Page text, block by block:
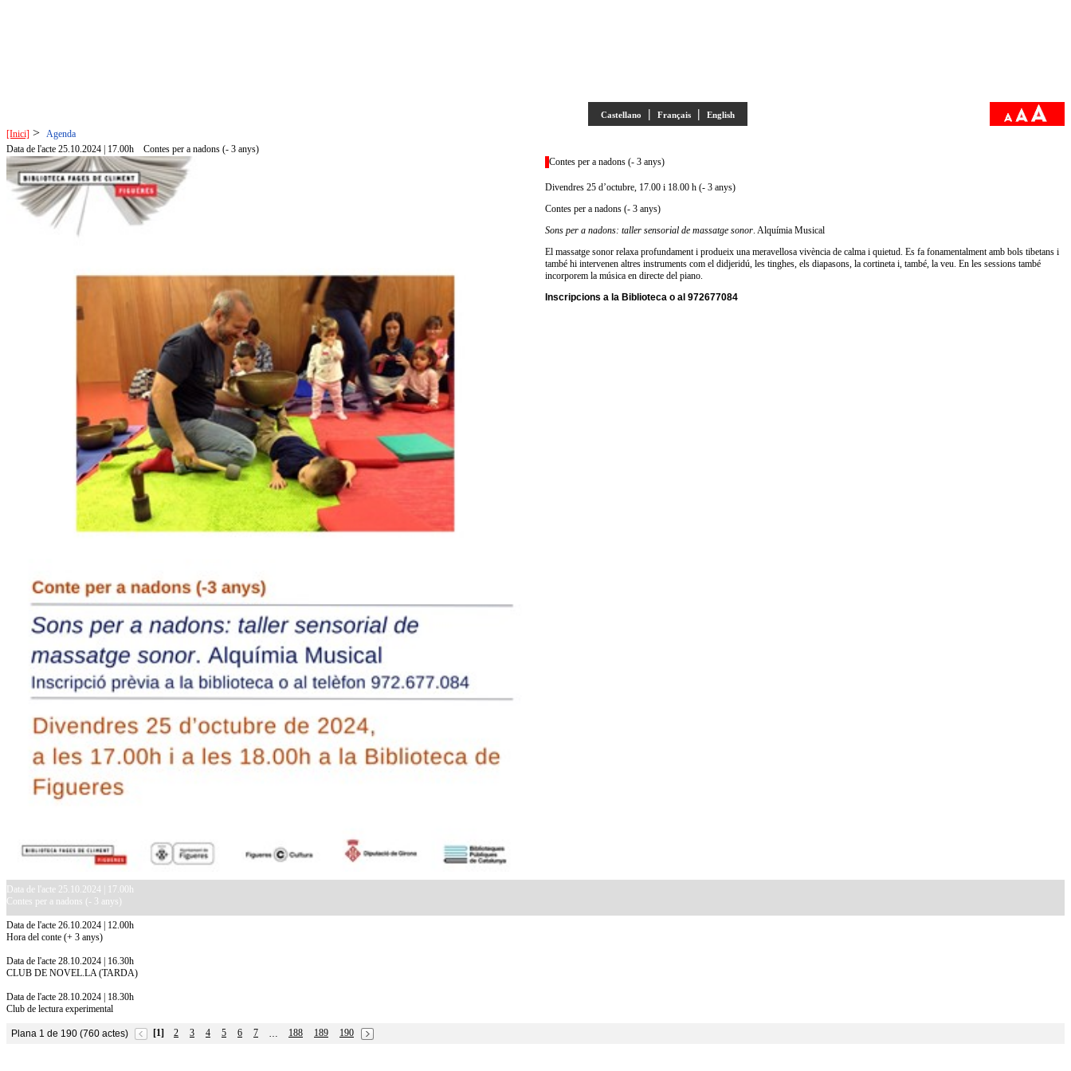
Castellano | Français | English
[Inici] > Agenda
Data de l'acte 25.10.2024 | 17.00h
Contes per a nadons (- 3 anys)
Contes per a nadons (- 3 anys)
Divendres 25 d’octubre, 17.00 i 18.00 h (- 3 anys)
Contes per a nadons (- 3 anys)
Sons per a nadons: taller sensorial de massatge sonor. Alquímia Musical
El massatge sonor relaxa profundament i produeix una meravellosa vivència de calma i quietud. Es fa fonamentalment amb bols tibetans i
també hi intervenen altres instruments com el didjeridú, les tinghes, els diapasons, la cortineta i, també, la veu. En les sessions també
incorporem la música en directe del piano.
Inscripcions a la Biblioteca o al 972677084
Data de l'acte 25.10.2024 | 17.00h
Contes per a nadons (- 3 anys)
Data de l'acte 26.10.2024 | 12.00h
Hora del conte (+ 3 anys)
Data de l'acte 28.10.2024 | 16.30h
CLUB DE NOVEL.LA (TARDA)
Data de l'acte 28.10.2024 | 18.30h
Club de lectura experimental
Plana 1 de 190 (760 actes) [1] 2 3 4 5 6 7 … 188 189
190